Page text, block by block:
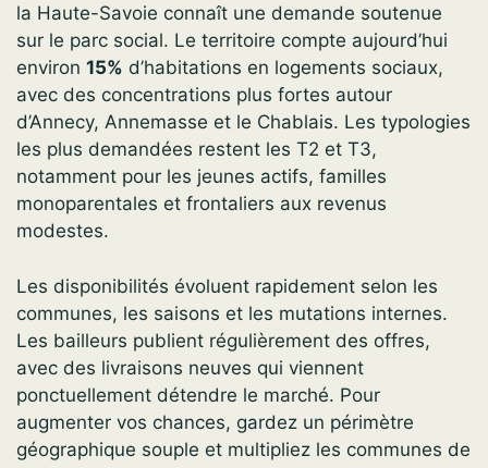
la Haute-Savoie connaît une demande soutenue
sur le parc social. Le territoire compte aujourd’hui
environ 15% d’habitations en logements sociaux,
avec des concentrations plus fortes autour
d’Annecy, Annemasse et le Chablais. Les typologies
les plus demandées restent les T2 et T3,
notamment pour les jeunes actifs, familles
monoparentales et frontaliers aux revenus
modestes.
Les disponibilités évoluent rapidement selon les
communes, les saisons et les mutations internes.
Les bailleurs publient régulièrement des offres,
avec des livraisons neuves qui viennent
ponctuellement détendre le marché. Pour
augmenter vos chances, gardez un périmètre
géographique souple et multipliez les communes de